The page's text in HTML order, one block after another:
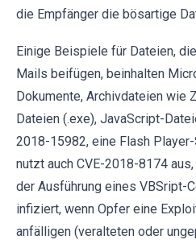
die Empfänger die bösartige
Einige Beispiele für Dateien,
Mails beifügen, beinhalten
Dokumente, Archivdateien wie
Dateien (.exe), JavaScript-
2018-15982, eine Flash
nutzt auch CVE-2018-8174
der Ausführung eines VBSript-
infiziert, wenn Opfer eine
anfälligen (veralteten oder